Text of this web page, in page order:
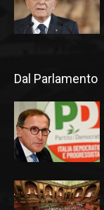
Dal Parlamento